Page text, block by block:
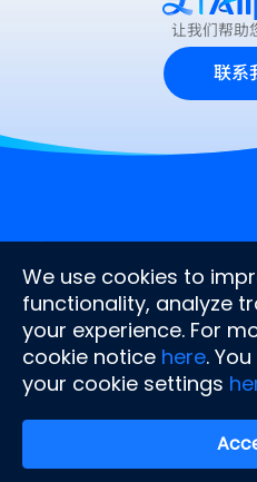
让我们帮助
联系
公司
关于我们
文档中心
新闻中心
联系我们
常见疑问
合作伙伴
We use cookies to
functionality, analyze
your experience. For
cookie notice here.
your cookie settings